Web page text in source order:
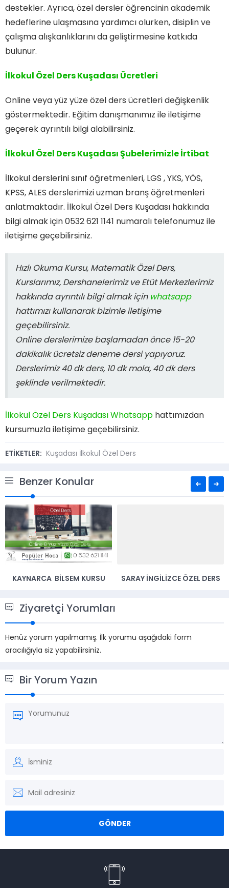
destekler. Ayrıca, özel dersler öğrencinin akademik
hedeflerine ulaşmasına yardımcı olurken, disiplin ve
çalışma alışkanlıklarını da geliştirmesine katkıda
bulunur.
İlkokul Özel Ders Kuşadası Ücretleri
Online veya yüz yüze özel ders ücretleri değişkenlik
göstermektedir. Eğitim danışmanımız ile iletişime
geçerek ayrıntılı bilgi alabilirsiniz.
İlkokul Özel Ders KuşadasıŞubelerimizle İrtibat
İlkokul derslerini sınıf öğretmenleri, LGS , YKS, YÖS,
KPSS, ALES derslerimizi uzman branş öğretmenleri
anlatmaktadır. İlkokul Özel Ders Kuşadası hakkında
bilgi almak için 0532 621 1141 numaralı telefonumuz ile
iletişime geçebilirsiniz.
Hızlı Okuma Kursu, Matematik Özel Ders,
Kurslarımız, Dershanelerimiz ve Etüt Merkezlerimiz
hakkında ayrıntılı bilgi almak için whatsapp
hattımızı kullanarak bizimle iletişime
geçebilirsiniz.
Online derslerimize başlamadan önce 15-20
dakikalık ücretsiz deneme dersi yapıyoruz.
Derslerimiz 40 dk ders, 10 dk mola, 40 dk ders
şeklinde verilmektedir.
İlkokul Özel Ders Kuşadası Whatsapp hattımızdan
kursumuzla iletişime geçebilirsiniz.
ETİKETLER: Kuşadası İlkokul Özel Ders
Benzer Konular
KAYNARCA BILSEM KURSU SARAY İNGILIZCE ÖZEL DERS
Ziyaretçi Yorumları
Henüz yorum yapılmamış. İlk yorumu aşağıdaki form
aracılığıyla siz yapabilirsiniz.
Bir Yorum Yazın